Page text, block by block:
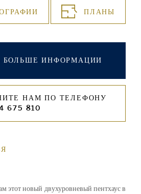
ПЛАНЫ
БОЛЬШЕ ИНФОРМАЦИИ
НАМ ПО ТЕЛЕФОНУ
675 810
этот новый двухуровневый пентхаус в